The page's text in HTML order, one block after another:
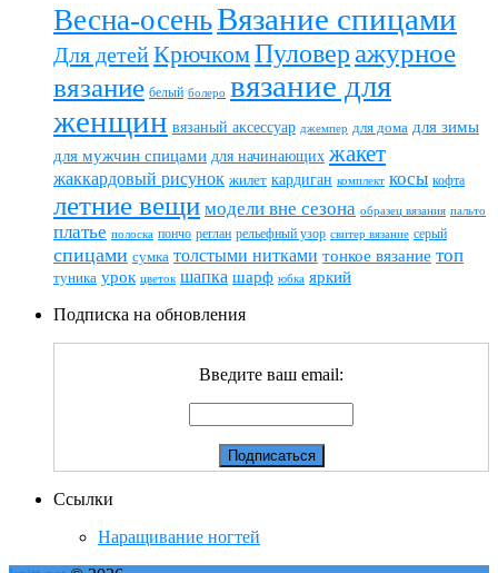
Весна-осеньВязание спицами
Для детейКрючкомПуловер ажурное
вязание белый болеро вязание для
женщин вязаный аксессуар джемпер для дома для зимы
для мужчин спицами для начинающих жакет
жаккардовый рисунок жилет кардиган комплект косы кофта
летние вещи модели вне сезона образец вязания пальто
платье полоска пончо реглан рельефный узор свитер вязание серый
спицами сумка толстыми нитками тонкое вязание топ
туника урок цветок шапка шарф юбка яркий
Подписка на обновления
Введите ваш email:
Ссылки
Наращивание ногтей